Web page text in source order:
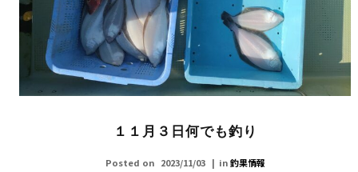
１１月３日何でも釣り
Posted on 2023/11/03 in釣果情報